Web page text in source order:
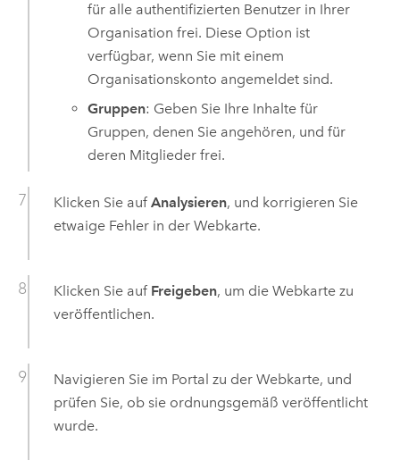
für alle authentifizierten Benutzer in Ihrer
Organisation frei. Diese Option ist
verfügbar, wenn Sie mit einem
Organisationskonto angemeldet sind.
Gruppen: Geben Sie Ihre Inhalte für
Gruppen, denen Sie angehören, und für
deren Mitglieder frei.
Klicken Sie auf Analysieren, und korrigieren Sie
etwaige Fehler in der Webkarte.
Klicken Sie auf Freigeben, um die Webkarte zu
veröffentlichen.
Navigieren Sie im Portal zu der Webkarte, und
prüfen Sie, ob sie ordnungsgemäß veröffentlicht
wurde.